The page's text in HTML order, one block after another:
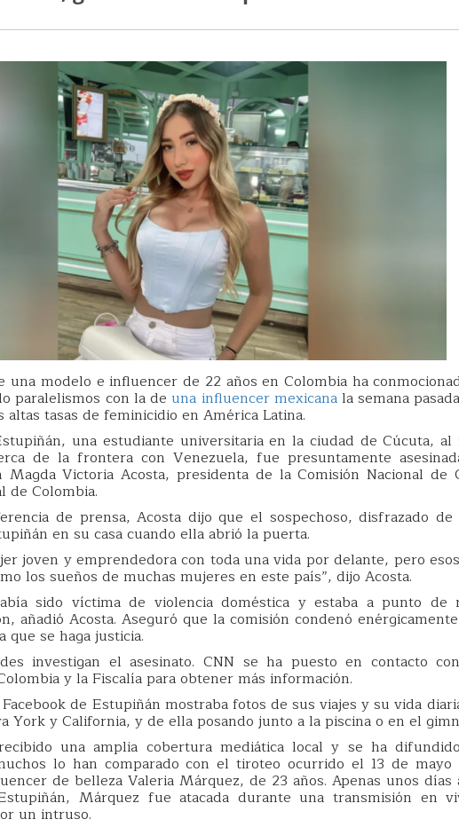
una modelo e influencer de 22 años en Colombia ha
paralelismos con la deuna influencer mexicanala semana
altas tasas de feminicidio en América Latina.
una estudiante universitaria en la ciudad de Cúcuta, al
de la frontera con Venezuela, fue presuntamente
Magda Victoria Acosta, presidenta de la Comisión Nacional de
de Colombia.
de prensa, Acosta dijo que el sospechoso, disfrazado
en su casa cuando ella abrió la puerta.
joven y emprendedora con toda una vida por delante, pero
los sueños de muchas mujeres en este país”, dijo Acosta.
sido víctima de violencia doméstica y estaba a punto de
añadió Acosta. Aseguró que la comisión condenó
que se haga justicia.
investigan el asesinato. CNN se ha puesto en contacto
y la Fiscalía para obtener más información.
de Estupiñán mostraba fotos de sus viajes y su vida
York y California, y de ella posando junto a la piscina o en el
una amplia cobertura mediática local y se ha
lo han comparado con el tiroteo ocurrido el 13 de mayo
de belleza Valeria Márquez, de 23 años. Apenas unos días
Márquez fue atacada durante una transmisión en
un intruso.